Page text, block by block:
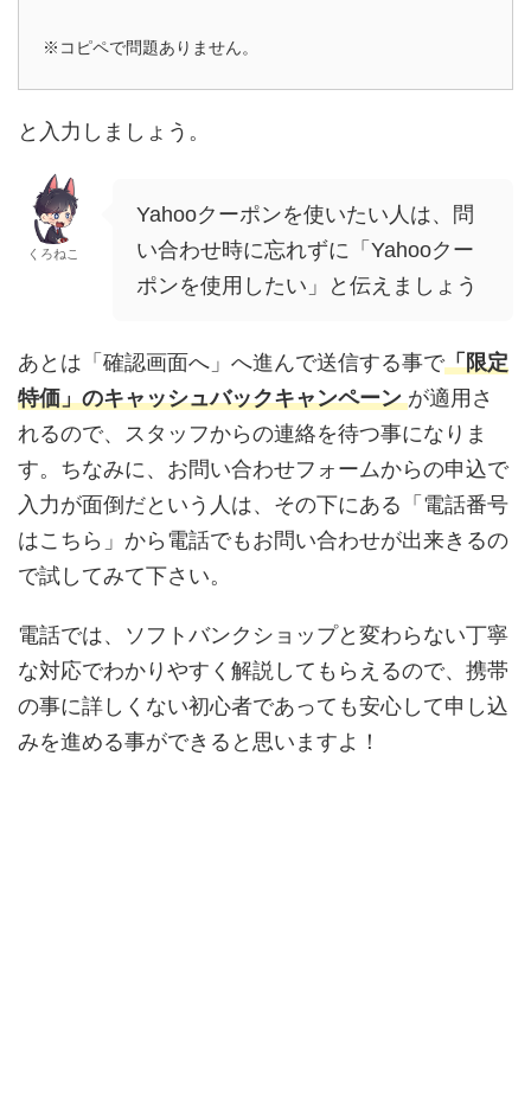
※コピペで問題ありません。
と入力しましょう。
くろねこ
Yahooクーポンを使いたい人は、問
い合わせ時に忘れずに「Yahooクー
ポンを使用したい」と伝えましょう
あとは「確認画面へ」へ進んで送信する事で「限定
特価」のキャッシュバックキャンペーンが適用さ
れるので、スタッフからの連絡を待つ事になりま
す。ちなみに、お問い合わせフォームからの申込で
入力が面倒だという人は、その下にある「電話番号
はこちら」から電話でもお問い合わせが出来きるの
で試してみて下さい。
電話では、ソフトバンクショップと変わらない丁寧
な対応でわかりやすく解説してもらえるので、携帯
の事に詳しくない初心者であっても安心して申し込
みを進める事ができると思いますよ！